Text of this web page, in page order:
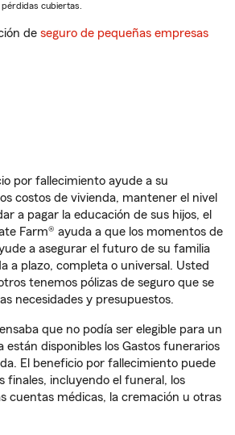
cubiertas.
de seguro de pequeñas empresas
por fallecimiento ayude a su
costos de vivienda, mantener el nivel
a pagar la educación de sus hijos, el
Farm® ayuda a que los momentos de
a asegurar el futuro de su familia
a plazo, completa o universal. Usted
tenemos pólizas de seguro que se
necesidades y presupuestos.
que no podía ser elegible para un
están disponibles los Gastos funerarios
El beneficio por fallecimiento puede
finales, incluyendo el funeral, los
cuentas médicas, la cremación u otras